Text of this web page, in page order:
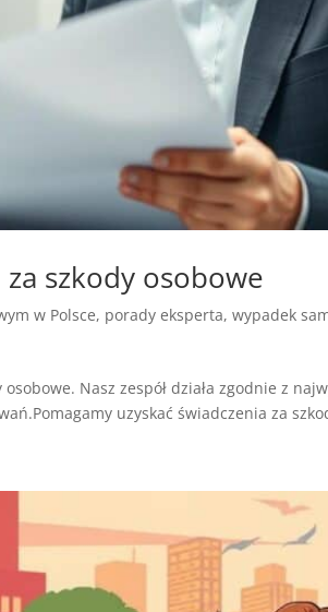
szkody osobowe
w Polsce, porady eksperta,wypadek
Nasz zespół działa zgodnie z
uzyskać świadczenia za